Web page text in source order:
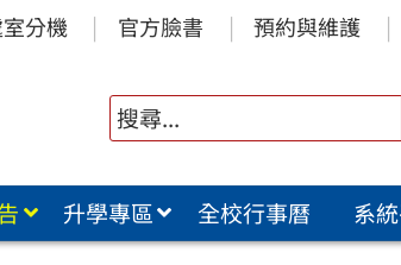
分機 官方臉書 預約與維護
升學專區 全校行事曆
系